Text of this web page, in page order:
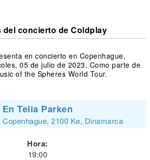
del concierto de Coldplay
en concierto en Copenhague,
05 de julio de 2023. Como parte de
of the Spheres World Tour.
En Telia Parken
2100 Kø, Dinamarca
Hora:
19:00